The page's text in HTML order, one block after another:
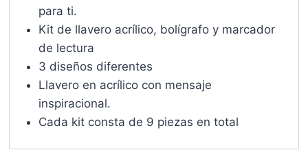
para ti.
Kit de llavero acrílico, bolígrafo y marcador
de lectura
3 diseños diferentes
Llavero en acrílico con mensaje
inspiracional.
Cada kit consta de 9 piezas en total